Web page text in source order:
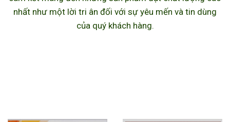
nhất như một lời tri ân đối với sự yêu mến và tin dùng
của quý khách hàng.